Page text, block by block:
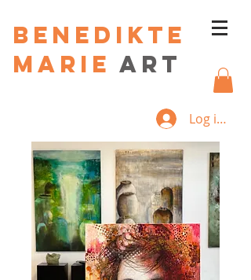
Benedikte
Marie art
Log ind